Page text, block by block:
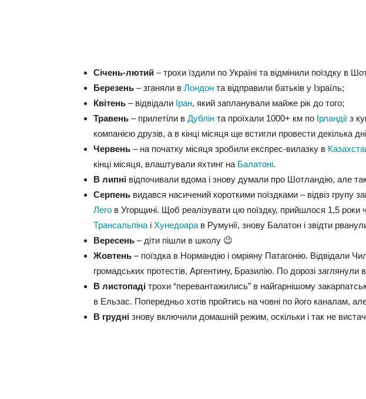
Січень-лютий – трохи їздили по Україні та відмінили поїздку в
Березень – зганяли в Лондон та відправили батьків у Ізраїль;
Квітень – відвідали Іран, який запланували майже рік до того;
Травень – прилетіли в Дублін та проїхали 1000+ км по Ірландії з
компанією друзів, а в кінці місяця ще встигли провести декілька
Червень – на початку місяця зробили експрес-вилазку в
кінці місяця, влаштували яхтинг на Балатоні.
В липні відпочивали вдома і знову думали про Шотландію, але
Серпень видався насичений короткими поїздками – відвіз групу
Лего в Угорщині. Щоб реалізувати цю поїздку, прийшлося 1,5 роки
Трансальпіна і Хунедоара в Румунії, знову Балатон і звідти
Вересень – діти пішли в школу 😉
Жовтень – поїздка в Нормандію і омріяну Патагонію. Відвідали
громадських протестів, Аргентину, Бразилію. По дорозі
В листопаді трохи “перевантажились” в найгарнішому
в Ельзас. Попередньо хотів пройтись на човні по його каналам,
В грудні знову включили домашній режим, оскільки і так не